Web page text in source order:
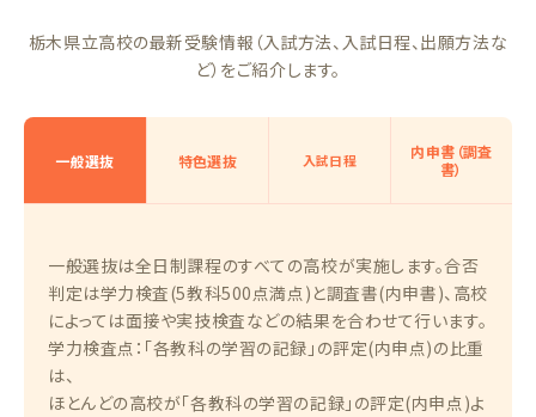
栃木県立高校の最新受験情報（入試方法、入試日程、出願方法な
ど）をご紹介します。
一般選抜 特色選抜 入試日程
内申書（調査
書）
一般選抜は全日制課程のすべての高校が実施します。合否
判定は学力検査(5教科500点満点)と調査書(内申書)、高校
によっては面接や実技検査などの結果を合わせて行います。
学力検査点：「各教科の学習の記録」の評定(内申点)の比重
は、
ほとんどの高校が「各教科の学習の記録」の評定(内申点)よ